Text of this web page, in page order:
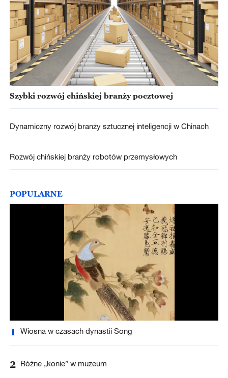
Szybki rozwój chińskiej branży pocztowej
Dynamiczny rozwój branży sztucznej inteligencji w Chinach
Rozwój chińskiej branży robotów przemysłowych
POPULARNE
1 Wiosna w czasach dynastii Song
2 Różne „konie” w muzeum